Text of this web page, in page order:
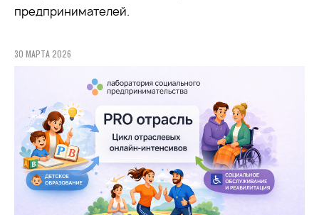
предпринимателей.
30 МАРТА 2026